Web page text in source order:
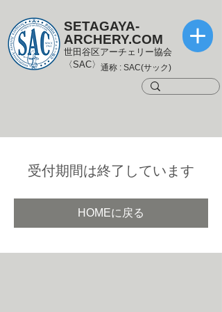
SETAGAYA-
ARCHERY.COM
世田谷区アーチェリー協会
〈SAC〉 通称 : SAC(サック)
受付期間は終了しています
HOMEに戻る